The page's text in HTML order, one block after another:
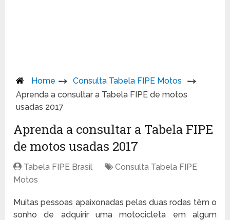
Home
Consulta Tabela FIPE Motos
Aprenda a consultar a Tabela FIPE de motos
usadas 2017
Aprenda a consultar a Tabela FIPE
de motos usadas 2017
Tabela FIPE Brasil
Consulta Tabela FIPE
Motos
Muitas pessoas apaixonadas pelas duas rodas têm o
sonho de adquirir uma motocicleta em algum